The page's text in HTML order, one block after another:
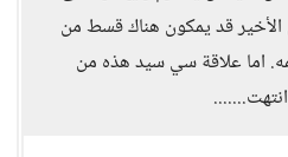
الأخير قد يمكون هناك قسط من
اما علاقة سي سيد هذه من